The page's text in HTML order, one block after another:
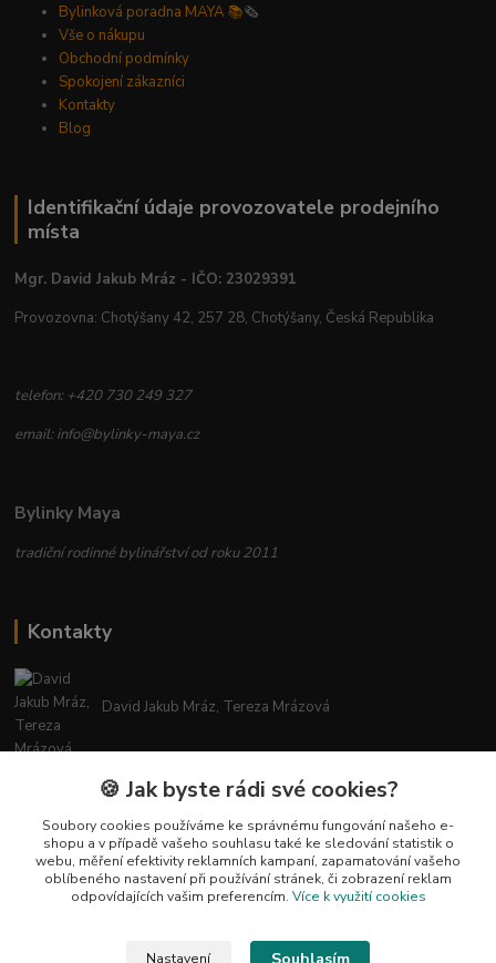
Bylinková poradna MAYA 📚🗞️
Vše o nákupu
Obchodní podmínky
Spokojení zákazníci
Kontakty
Blog
Identifikační údaje provozovatele prodejního
místa
Mgr. David Jakub Mráz - IČO: 23029391
Provozovna: Chotýšany 42, 257 28, Chotýšany, Česká Republika
telefon: +420 730 249 327
email: info@bylinky-maya.cz
Bylinky Maya
tradiční rodinné bylinářství od roku 2011
Kontakty
David Jakub Mráz, Tereza Mrázová
info@bylinky-maya.cz
🍪 Jak byste rádi své cookies?
Soubory cookies používáme ke správnému fungování našeho e-
shopu a v případě vašeho souhlasu také ke sledování statistik o
webu, měření efektivity reklamních kampaní, zapamatování vašeho
oblíbeného nastavení při používání stránek, či zobrazení reklam
odpovídajících vašim preferencím. Více k využití cookies
Nastavení